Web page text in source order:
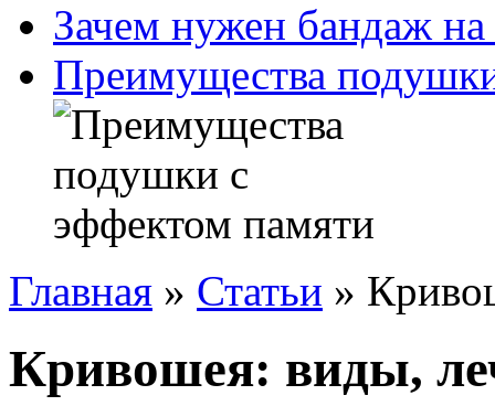
Зачем нужен бандаж на
Преимущества
Главная » Статьи »
Кривошея: виды,